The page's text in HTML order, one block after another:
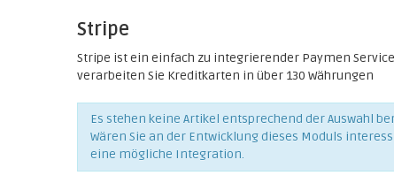
Stripe
Stripe ist ein einfach zu integrierender Paymen
verarbeiten Sie Kreditkarten in über 130 Währungen
Es stehen keine Artikel entsprechend der Auswahl
Wären Sie an der Entwicklung dieses Moduls
eine mögliche Integration.